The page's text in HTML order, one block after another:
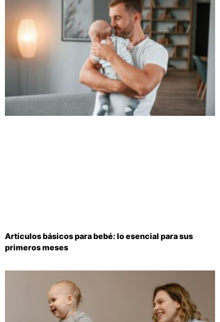
Artículos básicos para bebé: lo esencial para sus
primeros meses